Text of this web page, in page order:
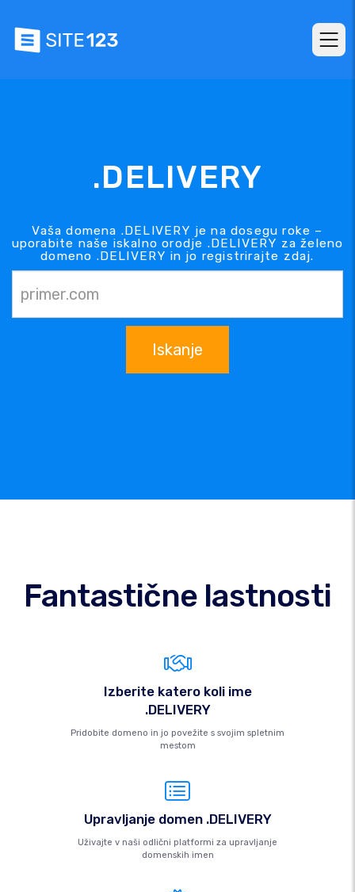
.DELIVERY
Vaša domena .DELIVERY je na dosegu roke –
uporabite naše iskalno orodje .DELIVERY za želeno
domeno .DELIVERY in jo registrirajte zdaj.
Iskanje
Fantastične lastnosti
Izberite katero koli ime
.DELIVERY
Pridobite domeno in jo povežite s svojim spletnim
mestom
Upravljanje domen .DELIVERY
Uživajte v naši odlični platformi za upravljanje
domenskih imen